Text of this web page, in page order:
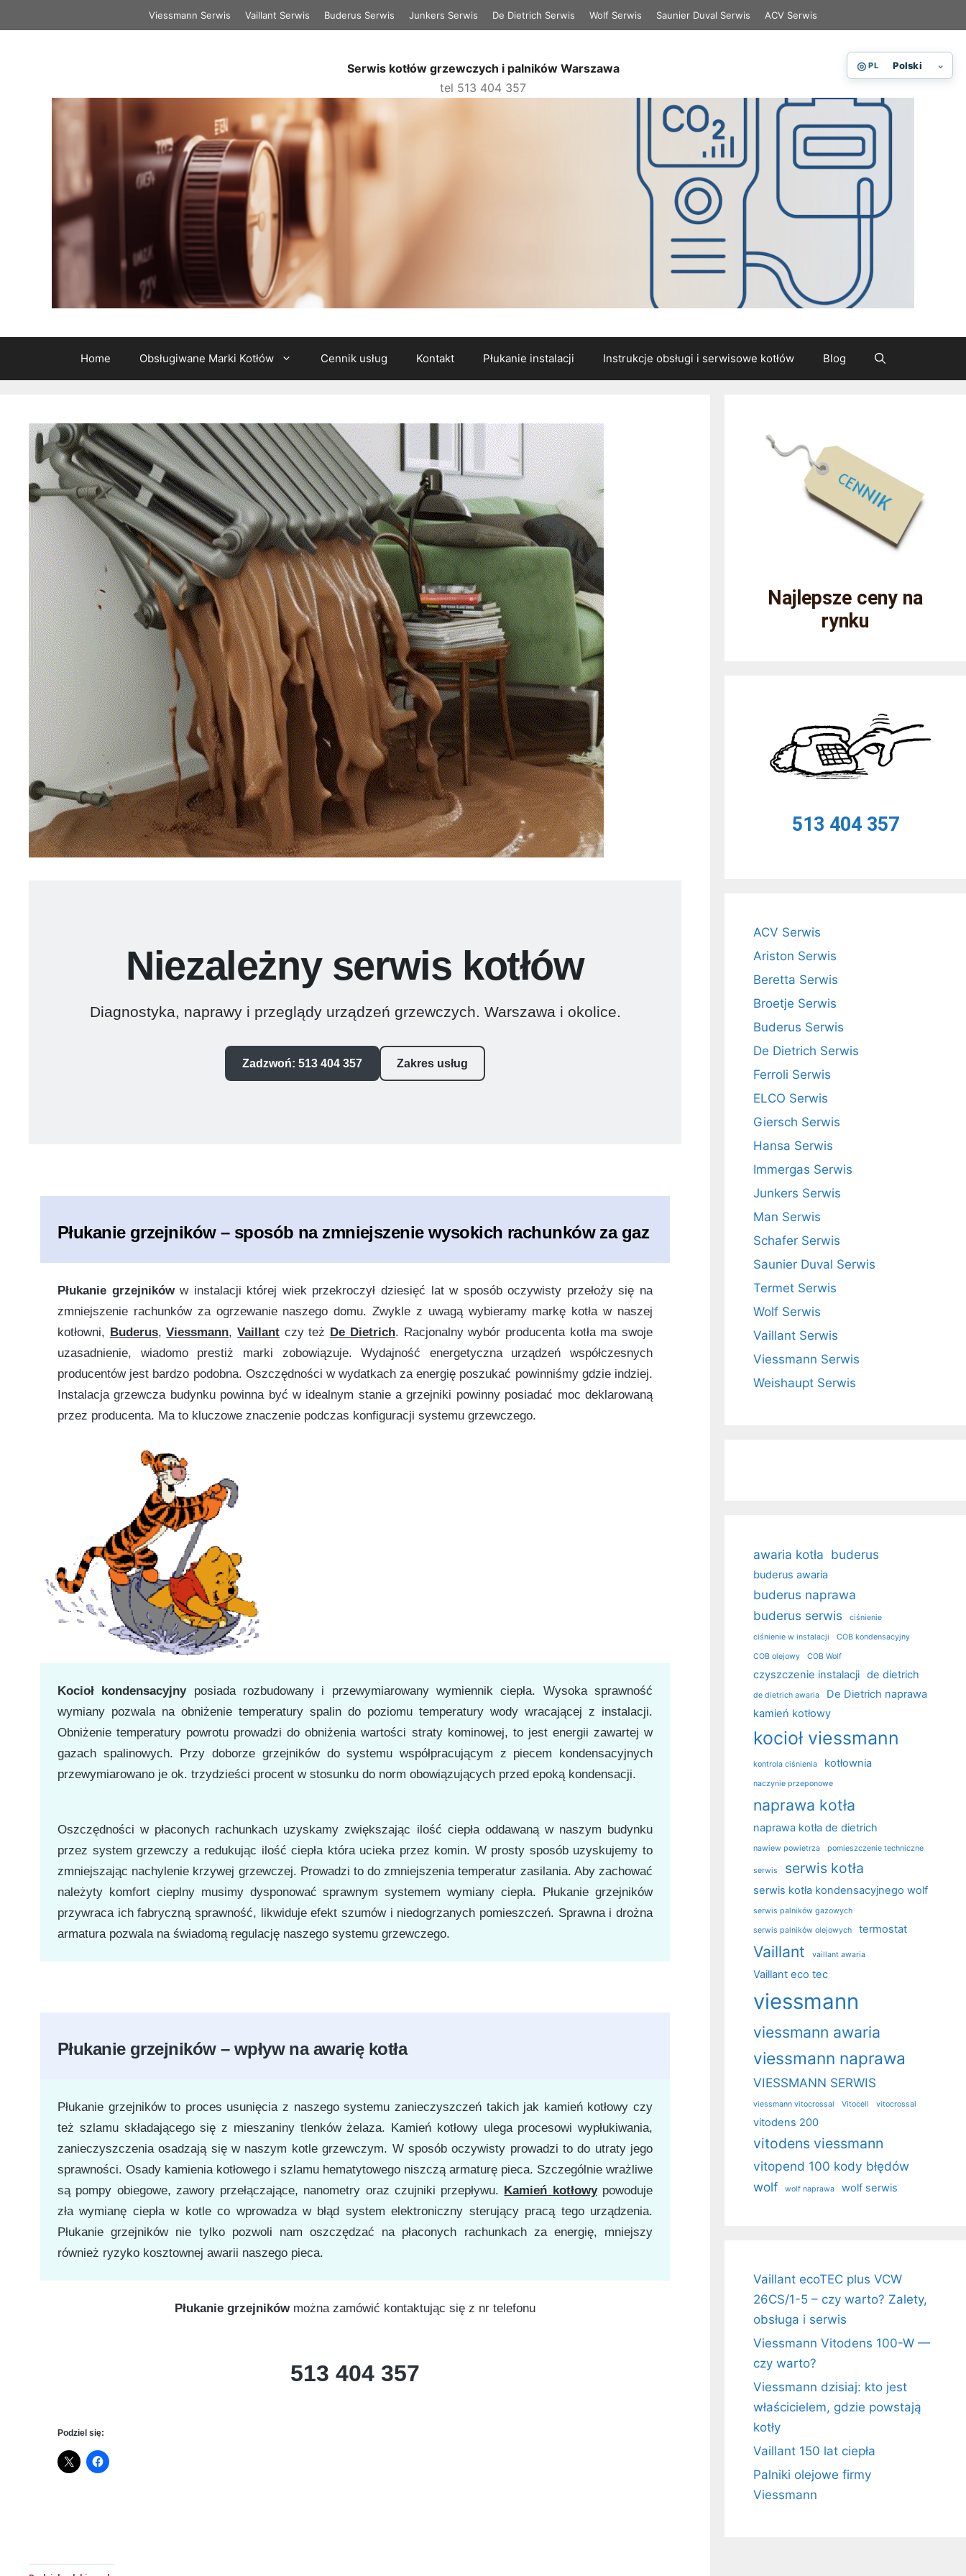
do
Viessmann Serwis Vaillant Serwis Buderus Serwis Junkers Serwis De Dietrich Serwis Wolf Serwis Saunier Duval Serwis ACV Serwis
Serwis kotłów grzewczych i palników Warszawa
tel 513 404 357
◎ PL Polski ⌄
Home Obsługiwane Marki Kotłów Cennik usług Kontakt Płukanie instalacji Instrukcje obsługi i serwisowe kotłów Blog
Niezależny serwis kotłów
Diagnostyka, naprawy i przeglądy urządzeń grzewczych. Warszawa i okolice.
Zadzwoń: 513 404 357 Zakres usług
Płukanie grzejników – sposób na zmniejszenie wysokich rachunków za gaz
Płukanie grzejnikóww instalacji której wiek przekroczył dziesięć lat w sposób oczywisty przełoży się na
zmniejszenie rachunków za ogrzewanie naszego domu. Zwykle z uwagą wybieramy markę kotła w naszej
kotłowni, Buderus,Viessmann,Vaillant czy też De Dietrich. Racjonalny wybór producenta kotła ma swoje
uzasadnienie, wiadomo prestiż marki zobowiązuje.Wydajność energetycznaurządzeń współczesnych
producentów jest bardzo podobna. Oszczędności w wydatkach za energię poszukać powinniśmy gdzie indziej.
Instalacja grzewcza budynku powinna być w idealnym stanie a grzejniki powinny posiadać moc deklarowaną
przez producenta. Ma to kluczowe znaczenie podczas konfiguracji systemu grzewczego.
Kocioł kondensacyjnyposiada rozbudowany i przewymiarowany wymiennik ciepła. Wysoka sprawność
wymiany pozwala na obniżenie temperatury spalin do poziomu temperatury wody wracającej z instalacji.
Obniżenie temperatury powrotu prowadzi do obniżenia wartości straty kominowej, to jest energii zawartej w
gazach spalinowych. Przy doborze grzejników do systemu współpracującym z piecem kondensacyjnych
przewymiarowano je ok. trzydzieści procent w stosunku do norm obowiązujących przed epoką kondensacji.
Oszczędności w płaconych rachunkach uzyskamy zwiększając ilość ciepła oddawaną w naszym budynku
przez system grzewczy a redukując ilość ciepła która ucieka przez komin. W prosty sposób uzyskujemy to
zmniejszając nachylenie krzywej grzewczej. Prowadzi to do zmniejszenia temperatur zasilania. Aby zachować
należyty komfort cieplny musimy dysponować sprawnym systemem wymiany ciepła. Płukanie grzejników
przywraca ich fabryczną sprawność, likwiduje efekt szumów i niedogrzanych pomieszczeń. Sprawna i drożna
armatura pozwala na świadomą regulację naszego systemu grzewczego.
Płukanie grzejników – wpływ na awarię kotła
Płukanie grzejników to proces usunięcia z naszego systemu zanieczyszczeń takich jak kamień kotłowy czy
też szlamu składającego się z mieszaniny tlenków żelaza. Kamień kotłowy ulega procesowi wypłukiwania,
zanieczyszczenia osadzają się w naszym kotle grzewczym. W sposób oczywisty prowadzi to do utraty jego
sprawności. Osady kamienia kotłowego i szlamu hematytowego niszczą armaturę pieca. Szczególnie wrażliwe
są pompy obiegowe, zawory przełączające, nanometry oraz czujniki przepływu. Kamień kotłowypowoduje
zła wymianę ciepła w kotle co wprowadza w błąd system elektroniczny sterujący pracą tego urządzenia.
Płukanie grzejników nie tylko pozwoli nam oszczędzać na płaconych rachunkach za energię, mniejszy
również ryzyko kosztownej awarii naszego pieca.
Płukanie grzejnikówmożna zamówić kontaktując się z nr telefonu
513 404 357
Podziel się:
Najlepsze ceny na
rynku
513 404 357
ACV Serwis
Ariston Serwis
Beretta Serwis
Broetje Serwis
Buderus Serwis
De Dietrich Serwis
Ferroli Serwis
ELCO Serwis
Giersch Serwis
Hansa Serwis
Immergas Serwis
Junkers Serwis
Man Serwis
Schafer Serwis
Saunier Duval Serwis
Termet Serwis
Wolf Serwis
Vaillant Serwis
Viessmann Serwis
Weishaupt Serwis
awaria kotła buderus
buderus awaria
buderus naprawa
buderus serwis
ciśnienie
ciśnienie w instalacji COB kondensacyjny
COB olejowy COB Wolf
czyszczenie instalacji de dietrich
de dietrich awaria
De Dietrich naprawa
kamień kotłowy
kocioł viessmann
kontrola ciśnienia kotłownia
naczynie przeponowe
naprawa kotła
naprawa kotła de dietrich
nawiew powietrza pomieszczenie techniczne
serwis serwis kotła
serwis kotła kondensacyjnego wolf
serwis palników gazowych
serwis palników olejowych termostat
Vaillant vaillant awaria
Vaillant eco tec
viessmann
viessmann awaria
viessmann naprawa
VIESSMANN SERWIS
viessmann vitocrossal Vitocell vitocrossal
vitodens 200
vitodens viessmann
vitopend 100 kody błędów
wolf
wolf naprawa wolf serwis
Vaillant ecoTEC plus VCW
26CS/1-5 – czy warto? Zalety,
obsługa i serwis
Viessmann Vitodens 100-W —
czy warto?
Viessmann dzisiaj: kto jest
właścicielem, gdzie powstają
kotły
Vaillant 150 lat ciepła
Palniki olejowe firmy
Viessmann